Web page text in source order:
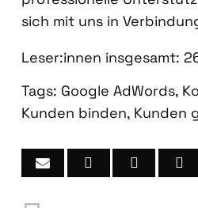
sich mit uns in
Leser:innen ins­ge­samt:
Tags: Google AdWords,
Kunden binden, Kunden